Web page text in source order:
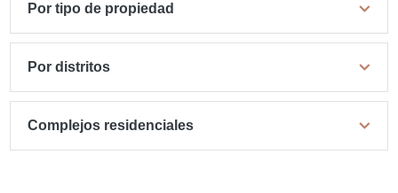
Por tipo de propiedad
Por distritos
Complejos residenciales